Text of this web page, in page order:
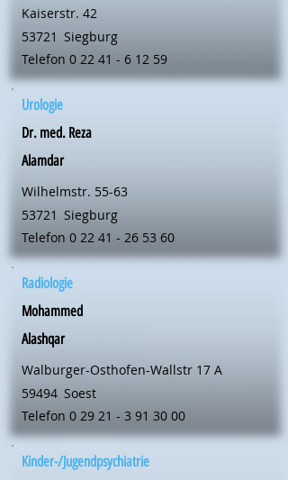
Kaiserstr. 42
53721 Siegburg
Telefon 0 22 41 - 6 12 59
Urologie
Dr. med. Reza
Alamdar
Wilhelmstr. 55-63
53721 Siegburg
Telefon 0 22 41 - 26 53 60
Radiologie
Mohammed
Alashqar
Walburger-Osthofen-Wallstr 17 A
59494 Soest
Telefon 0 29 21 - 3 91 30 00
Kinder-/Jugendpsychiatrie